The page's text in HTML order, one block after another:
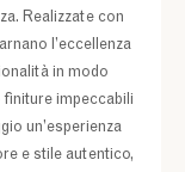
Realizzate con
l’eccellenza
in modo
finiture impeccabili
un’esperienza
e stile autentico,